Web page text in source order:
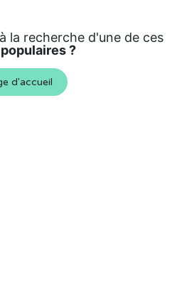
la recherche d'une de ces
?
d'accueil